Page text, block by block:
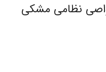
نظامی مشکی